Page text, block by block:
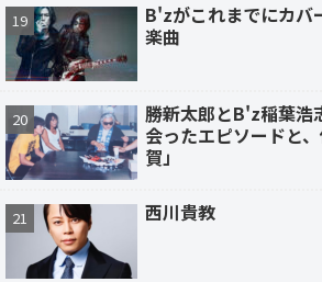
B'zがこれまでにカバ
楽曲
勝新太郎とB'z稲葉浩
会ったエピソードと
賀」
西川貴教